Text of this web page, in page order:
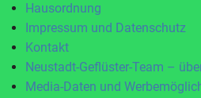
Hausordnung
Impressum und Datenschutz
Kontakt
Neustadt-Geflüster-Team –
Media-Daten und